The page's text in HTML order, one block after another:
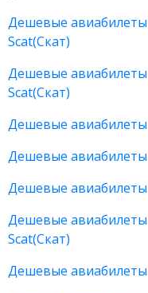
Дешевые
Scat(Скат)
Дешевые авиабилеты
Scat(Скат)
Дешевые авиабилеты
Дешевые авиабилеты
Дешевые авиабилеты
Дешевые авиабилеты
Scat(Скат)
Дешевые авиабилеты